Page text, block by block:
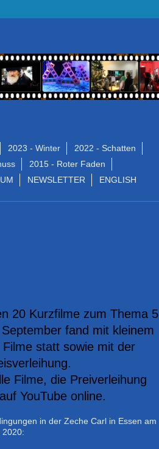
2023 - Winter
2022 - Schatten
2015 - Roter Faden
NEWSLETTER ENGLISH
20 Kurzfilme zum Thema 5
fand mit kleinem
statt sowie mit der
Filme, die Preiverleihung
YouTube online.
in der Zeche Carl in Essen am
2020: